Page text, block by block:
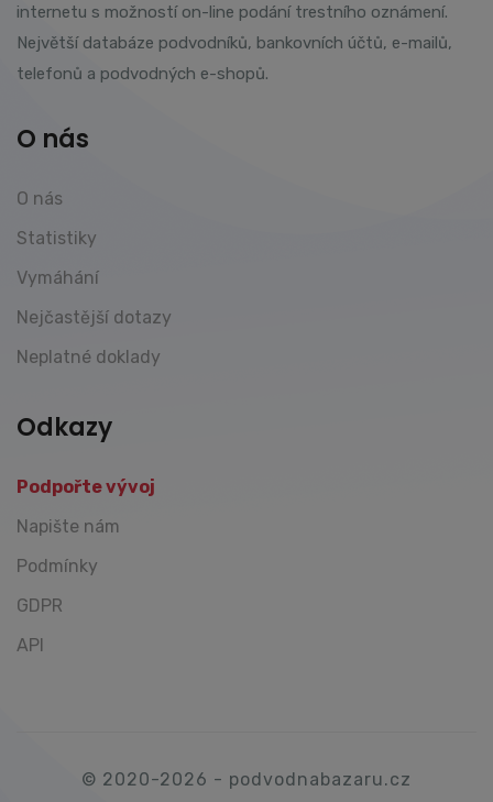
internetu s možností on-line podání trestního oznámení.
Největší databáze podvodníků, bankovních účtů, e-mailů,
telefonů a podvodných e-shopů.
O nás
O nás
Statistiky
Vymáhání
Nejčastější dotazy
Neplatné doklady
Odkazy
Podpořte vývoj
Napište nám
Podmínky
GDPR
API
© 2020-2026 - podvodnabazaru.cz